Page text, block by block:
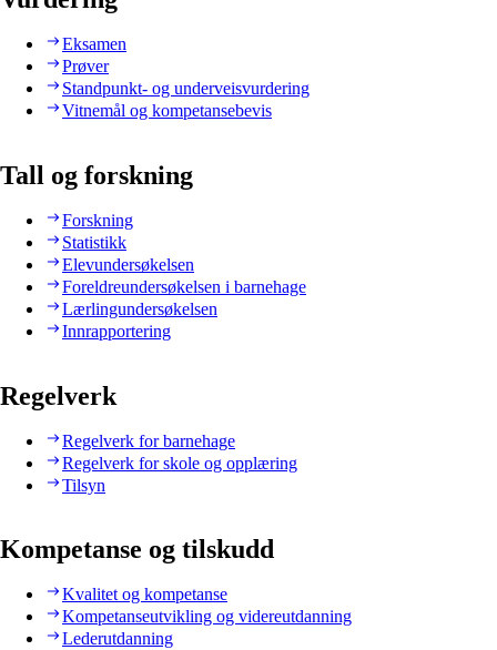
Eksamen
Prøver
Standpunkt- og underveisvurdering
Vitnemål og kompetansebevis
Tall og forskning
Forskning
Statistikk
Elevundersøkelsen
Foreldreundersøkelsen i barnehage
Lærlingundersøkelsen
Innrapportering
Regelverk
Regelverk for barnehage
Regelverk for skole og opplæring
Tilsyn
Kompetanse og tilskudd
Kvalitet og kompetanse
Kompetanseutvikling og videreutdanning
Lederutdanning